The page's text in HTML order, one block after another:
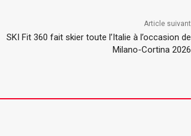
Article suivant
SKI Fit 360 fait skier toute l’Italie à l’occasion de
Milano-Cortina 2026